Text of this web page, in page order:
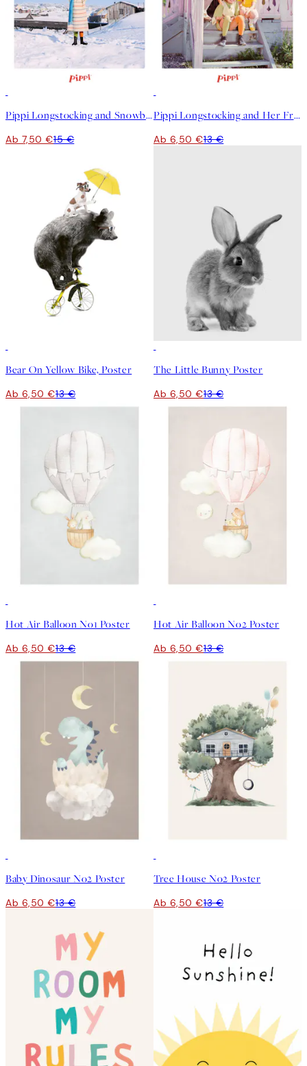
Pippi Longstocking and Snowball Poster
Ab 7,50 €15 €
Pippi Longstocking and Her Friends Poster
Ab 6,50 €13 €
Bear On Yellow Bike, Poster
Ab 6,50 €13 €
The Little Bunny Poster
Ab 6,50 €13 €
Hot Air Balloon No1 Poster
Ab 6,50 €13 €
Hot Air Balloon No2 Poster
Ab 6,50 €13 €
Baby Dinosaur No2 Poster
Ab 6,50 €13 €
Tree House No2 Poster
Ab 6,50 €13 €